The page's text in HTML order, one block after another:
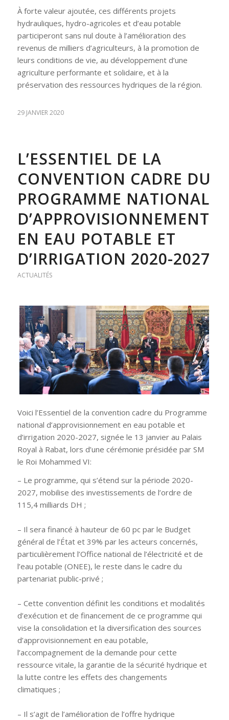
À forte valeur ajoutée, ces différents projets
hydrauliques, hydro-agricoles et d’eau potable
participeront sans nul doute à l’amélioration des
revenus de milliers d’agriculteurs, à la promotion de
leurs conditions de vie, au développement d’une
agriculture performante et solidaire, et à la
préservation des ressources hydriques de la région.
29 JANVIER 2020
L’ESSENTIEL DE LA
CONVENTION CADRE DU
PROGRAMME NATIONAL
D’APPROVISIONNEMENT
EN EAU POTABLE ET
D’IRRIGATION 2020-2027
ACTUALITÉS
Voici l’Essentiel de la convention cadre du Programme
national d’approvisionnement en eau potable et
d’irrigation 2020-2027, signée le 13 janvier au Palais
Royal à Rabat, lors d’une cérémonie présidée par SM
le Roi Mohammed VI:
– Le programme, qui s’étend sur la période 2020-
2027, mobilise des investissements de l’ordre de
115,4 milliards DH ;
– Il sera financé à hauteur de 60 pc par le Budget
général de l’État et 39% par les acteurs concernés,
particulièrement l’Office national de l’électricité et de
l’eau potable (ONEE), le reste dans le cadre du
partenariat public-privé ;
– Cette convention définit les conditions et modalités
d’exécution et de financement de ce programme qui
vise la consolidation et la diversification des sources
d’approvisionnement en eau potable,
l’accompagnement de la demande pour cette
ressource vitale, la garantie de la sécurité hydrique et
la lutte contre les effets des changements
climatiques ;
– Il s’agit de l’amélioration de l’offre hydrique